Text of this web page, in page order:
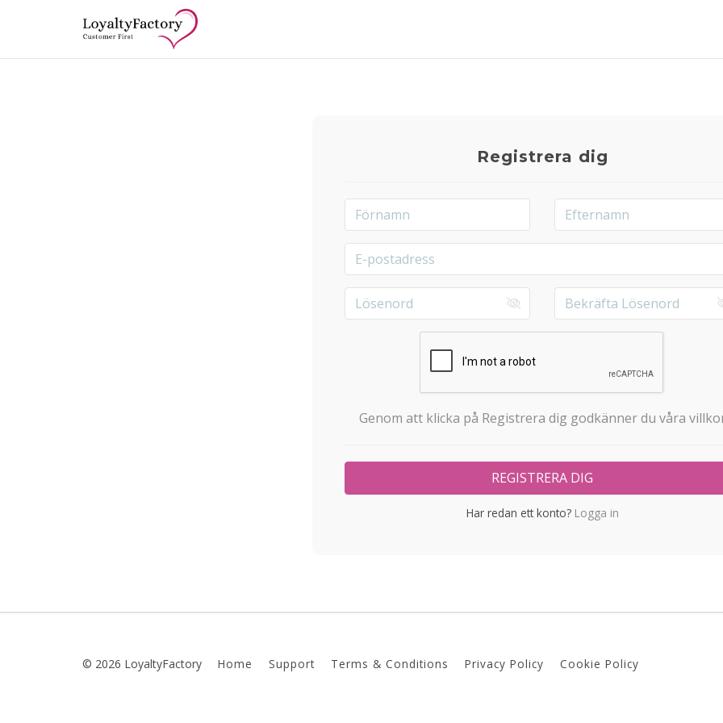
Registrera dig
Genom att klicka på Registrera dig godkänner du våra
Har redan ett konto?Logga in
© 2026 LoyaltyFactory Home Support Terms & Conditions Privacy Policy Cookie Policy